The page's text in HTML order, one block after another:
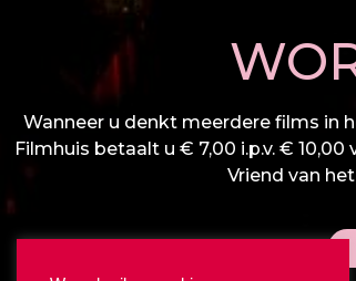
Wanneer u denkt meerdere films in
Filmhuis betaalt u € 7,00 i.p.v. €
Vriend van